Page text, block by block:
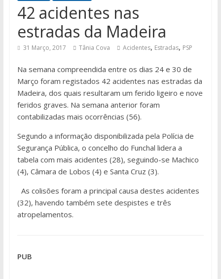
42 acidentes nas
estradas da Madeira
31 Março, 2017 Tânia Cova Acidentes, Estradas, PSP
Na semana compreendida entre os dias 24 e 30 de
Março foram registados 42 acidentes nas estradas da
Madeira, dos quais resultaram um ferido ligeiro e nove
feridos graves. Na semana anterior foram
contabilizadas mais ocorrências (56).
Segundo a informação disponibilizada pela Polícia de
Segurança Pública, o concelho do Funchal lidera a
tabela com mais acidentes (28), seguindo-se Machico
(4), Câmara de Lobos (4) e Santa Cruz (3).
As colisões foram a principal causa destes acidentes
(32), havendo também sete despistes e três
atropelamentos.
PUB